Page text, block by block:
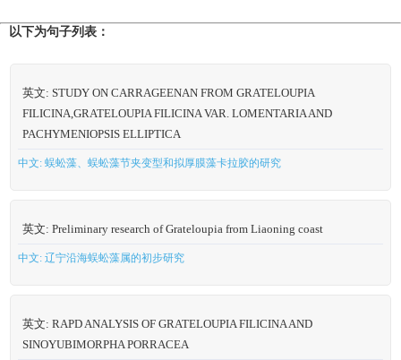
以下为句子列表：
英文: STUDY ON CARRAGEENAN FROM GRATELOUPIA
FILICINA,GRATELOUPIA FILICINA VAR. LOMENTARIA AND
PACHYMENIOPSIS ELLIPTICA
中文: 蜈蚣藻、蜈蚣藻节夹变型和拟厚膜藻卡拉胶的研究
英文: Preliminary research of Grateloupia from Liaoning coast
中文: 辽宁沿海蜈蚣藻属的初步研究
英文: RAPD ANALYSIS OF GRATELOUPIA FILICINA AND
SINOYUBIMORPHA PORRACEA